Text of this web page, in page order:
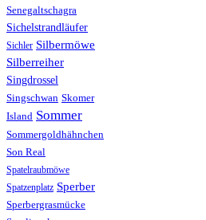
Senegaltschagra
Sichelstrandläufer
Sichler Silbermöwe
Silberreiher
Singdrossel
Singschwan Skomer
Island Sommer
Sommergoldhähnchen
Son Real
Spatelraubmöwe
Spatzenplatz Sperber
Sperbergrasmücke